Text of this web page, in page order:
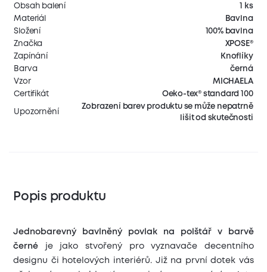
Obsah balení
1 ks
Materiál
Bavlna
Složení
100% bavlna
Značka
XPOSE®
Zapínání
Knoflíky
Barva
černá
Vzor
MICHAELA
Certifikát
Oeko-tex® standard 100
Upozornění
Zobrazení barev produktu se může nepatrně
lišit od skutečnosti
Popis produktu
Jednobarevný bavlněný povlak na polštář v barvě
černé je jako stvořený pro vyznavače decentního
designu či hotelových interiérů. Již na první dotek vás